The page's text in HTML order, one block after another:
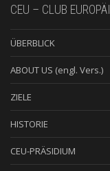
CEU – CLUB
ÜBERBLICK
ABOUT US (engl. Vers.)
ZIELE
HISTORIE
CEU-PRÄSIDIUM